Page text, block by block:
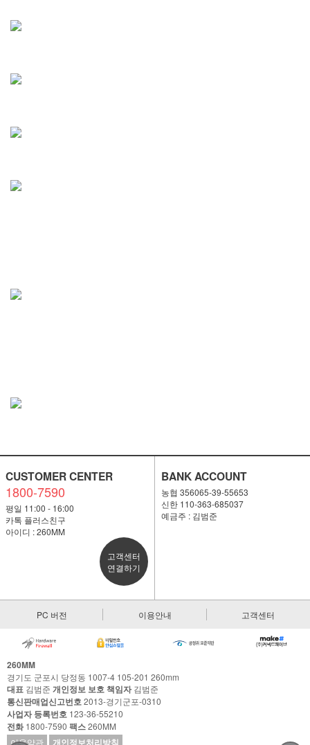
CUSTOMER CENTER
1800-7590
평일 11:00 - 16:00
카톡 플러스친구
아이디 : 260MM
고객센터
연결하기
BANK ACCOUNT
농협 356065-39-55653
신한 110-363-685037
예금주 : 김범준
PC 버전 이용안내 고객센터
260MM
경기도 군포시 당정동 1007-4 105-201 260mm
대표 김범준 개인정보 보호 책임자김범준
통신판매업신고번호2013-경기군포-0310
사업자 등록번호 123-36-55210
전화1800-7590 팩스260MM
이용약관
개인정보처리방침